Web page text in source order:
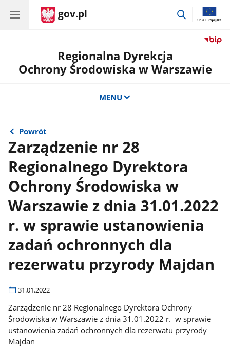
gov.pl
przejdź
Regionalna Dyrekcja
Ochrony Środowiska w Warszawie
MENU
Powrót
Zarządzenie nr 28
Regionalnego Dyrektora
Ochrony Środowiska w
Warszawie z dnia 31.01.2022
r. w sprawie ustanowienia
zadań ochronnych dla
rezerwatu przyrody Majdan
31.01.2022
Zarządzenie nr 28 Regionalnego Dyrektora Ochrony
Środowiska w Warszawie z dnia 31.01.2022 r. w sprawie
ustanowienia zadań ochronnych dla rezerwatu przyrody
Majdan